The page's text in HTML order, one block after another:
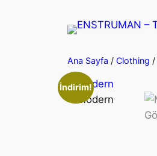
Ana Sayfa / Clothing /
İndirim!